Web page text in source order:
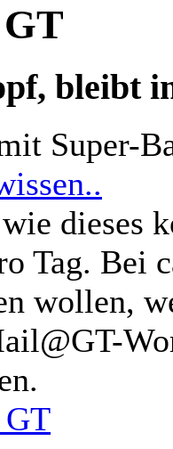
bleibt
Super-
dieses
Tag. Bei
wollen,